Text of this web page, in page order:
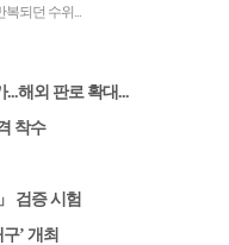
복되던 수위...
해외 판로 확대...
착수
검증 시험
’ 개최